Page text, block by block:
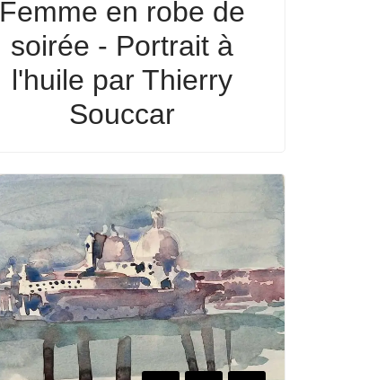
Femme en robe de
soirée - Portrait à
l'huile par Thierry
Souccar